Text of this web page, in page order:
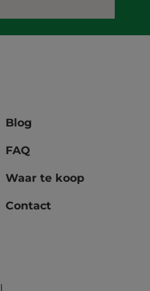
Blog
FAQ
Waar te koop
Contact